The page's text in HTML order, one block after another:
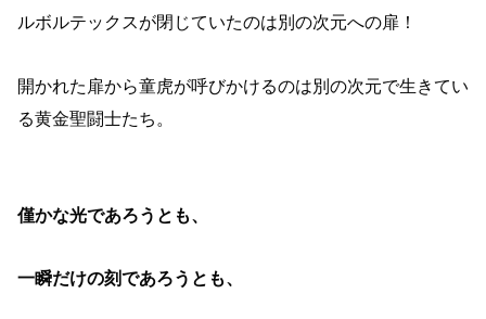
ルボルテックスが閉じていたのは別の次元への扉！
開かれた扉から童虎が呼びかけるのは別の次元で生きてい
る黄金聖闘士たち。
僅かな光であろうとも、
一瞬だけの刻であろうとも、